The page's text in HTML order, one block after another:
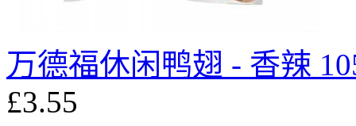
万德福休闲鸭翅 - 香辣
£3.55